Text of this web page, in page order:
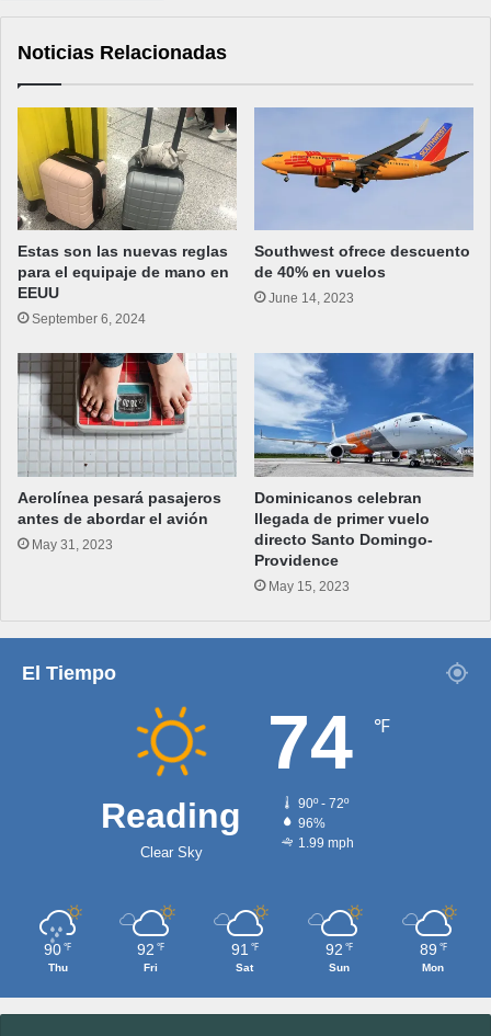
Noticias Relacionadas
Estas son las nuevas reglas
para el equipaje de mano en
EEUU
September 6, 2024
Southwest ofrece descuento
de 40% en vuelos
June 14, 2023
Aerolínea pesará pasajeros
antes de abordar el avión
May 31, 2023
Dominicanos celebran
llegada de primer vuelo
directo Santo Domingo-
Providence
May 15, 2023
El Tiempo
Reading
Clear Sky
74 ℉
90º - 72º
96%
1.99 mph
90 ℉
Thu
92 ℉
Fri
91 ℉
Sat
92 ℉
Sun
89 ℉
Mon